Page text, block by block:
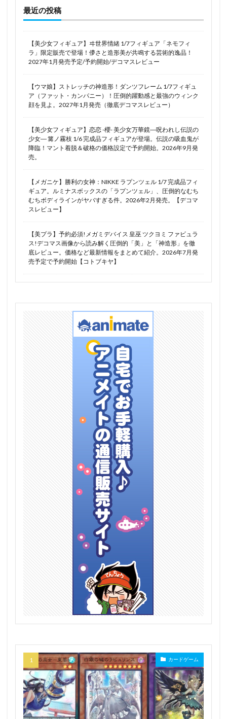
最近の投稿
【美少女フィギュア】ヰ世界情緒 1/7フィギュア「ネモフィ
ラ」限定販売で登場！儚さと造形美が共鳴する芸術的逸品！
2027年1月発売予定/予約開始/デコマスレビュー
【ウマ娘】ストレッチの神造形！ダンツフレーム 1/7フィギュ
ア（ファット・カンパニー）！圧倒的躍動感と最強のウィンク
顔を見よ。2027年1月発売（徹底デコマスレビュー）
【美少女フィギュア】恋恋 -櫻- 美少女万華鏡―呪われし伝説の
少女― 篝ノ霧枝 1/6 完成品フィギュアが登場。伝説の吸血鬼が
降臨！マント着脱＆破格の価格設定で予約開始。2026年9月発
売。
【メガニケ】勝利の女神：NIKKE ラプンツェル 1/7 完成品フィ
ギュア。ルミナスボックスの「ラプンツェル」、圧倒的なむち
むちボディラインがヤバすぎる件。2026年2月発売。【デコマ
スレビュー】
【美プラ】予約必須!メガミデバイス 皇巫 ツクヨミ ファビュラ
ス!デコマス画像から読み解く圧倒的「美」と「神造形」を徹
底レビュー。価格など最新情報をまとめて紹介。2026年7月発
売予定で予約開始【コトブキヤ】
カードゲーム